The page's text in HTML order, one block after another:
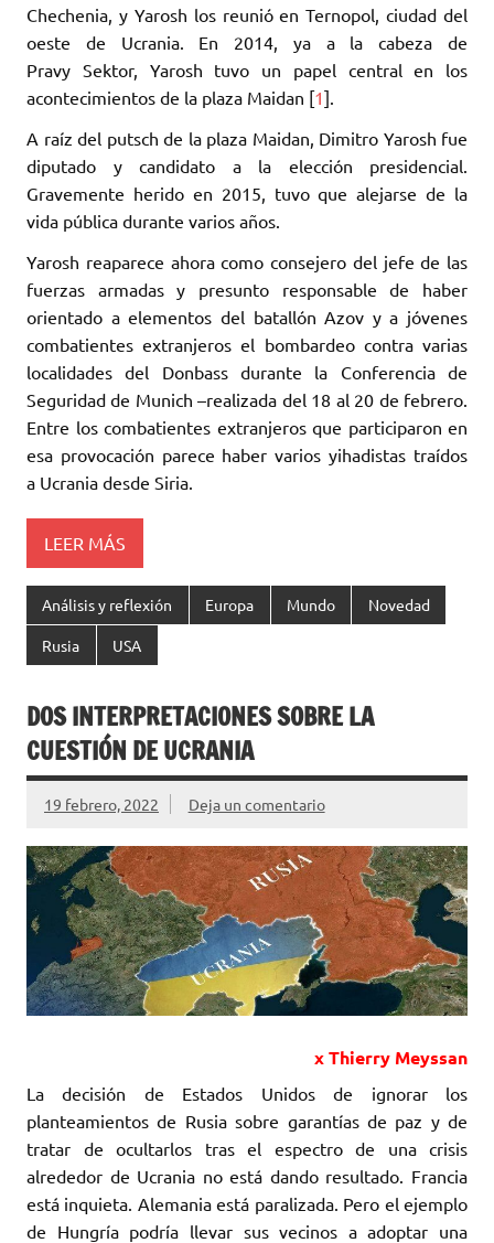
Chechenia, y Yarosh los reunió en Ternopol, ciudad ‎del
oeste de Ucrania. ‎En 2014, ya a la cabeza de
Pravy Sektor, Yarosh tuvo un papel central en los
acontecimientos de ‎la plaza Maidan [1].‎
A raíz del putsch de la plaza Maidan, Dimitro Yarosh fue
diputado y candidato a la elección ‎presidencial.
Gravemente herido en 2015, tuvo que alejarse de la
vida pública durante varios años. ‎
Yarosh reaparece ahora como consejero del jefe de las
fuerzas armadas y presunto responsable de ‎haber
orientado a elementos del batallón Azov y a jóvenes
combatientes extranjeros el ‎bombardeo contra varias
localidades del Donbass durante la Conferencia de
Seguridad de Munich ‎‎–realizada del 18 al 20 de febrero.
Entre los combatientes extranjeros que participaron en
esa ‎provocación parece haber varios yihadistas traídos
a Ucrania desde Siria. ‎
LEER MÁS
Análisis y reflexión Europa Mundo Novedad
Rusia USA
DOS INTERPRETACIONES SOBRE LA
CUESTIÓN DE UCRANIA ‎
19 febrero, 2022 Deja un comentario
x Thierry Meyssan
La decisión de Estados Unidos de ignorar los
planteamientos de Rusia sobre garantías ‎de paz y de
tratar de ocultarlos tras el espectro de una crisis
alrededor de Ucrania no está dando ‎resultado. Francia
está inquieta. Alemania está paralizada. Pero el ejemplo
de Hungría ‎podría llevar sus vecinos a adoptar una